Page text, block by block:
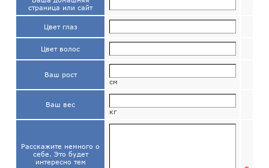
страница или сайт
Цвет глаз
Цвет волос
Ваш рост
см
Ваш вес
кг
Расскажите немного о
себе. Это будет
интересно тем